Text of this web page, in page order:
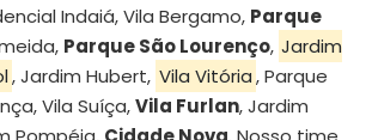
Indaiá, Vila Bergamo, Parque
Parque São Lourenço, Jardim
, Jardim Hubert, Vila Vitória, Parque
Vila Suíça,Vila Furlan, Jardim